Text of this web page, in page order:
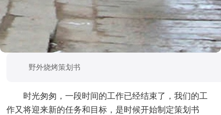
野外烧烤策划书
时光匆匆，一段时间的工作已经结束了，我们的工
作又将迎来新的任务和目标，是时候开始制定策划书